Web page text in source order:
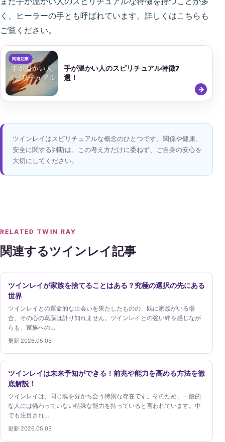
く、ヒーラーの手とも呼ばれています。詳しくはこちらも
ご覧ください。
手が温かい人のスピリチュアル特徴7
選！
ツインレイはスピリチュアルな概念のひとつです。関係や健康、
安全に関する判断は、この考え方だけに委ねず、ご自身の安心を
大切にしてください。
RELATED TWIN RAY
関連するツインレイ記事
ツインレイが家族を捨てることはある？究極の選択の先にある
世界
ツインレイとの運命的な出会いを果たしたものの、既に家族がいる場
合、その心の葛藤は計り知れません。ツインレイとの強い絆を感じなが
らも、家族への…
更新 2026.05.03
ツインレイは未来予知ができる！前兆や能力を高める方法を徹
底解説！
ツインレイは、同じ魂を分かち合う特別な存在です。そのため、一般的
な人には備わっていない特殊な能力を持っていると言われています。中
でも注目され…
更新 2026.05.03